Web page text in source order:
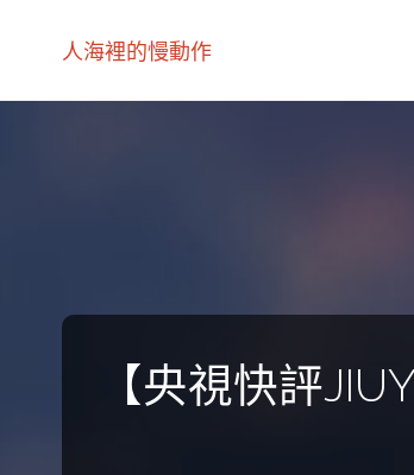
人海裡的慢動作
【央視快評